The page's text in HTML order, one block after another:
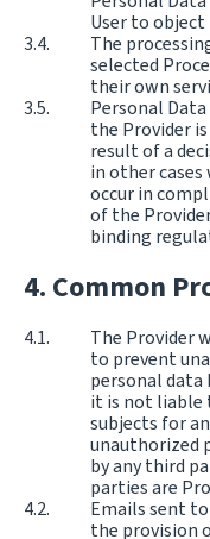
User to
The
selected
their own
Personal
the Provider
result of a
in other
occur in
of the
binding
Common
The Provider
to prevent
personal data
it is not liable
subjects for
unauthorized
by any third
parties are
Emails sent
the provision